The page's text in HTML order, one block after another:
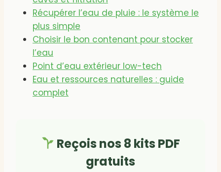
Récupérer l’eau de pluie : le système le
plus simple
Choisir le bon contenant pour stocker
l’eau
Point d’eau extérieur low-tech
Eau et ressources naturelles : guide
complet
Reçois nos 8 kits PDF
gratuits